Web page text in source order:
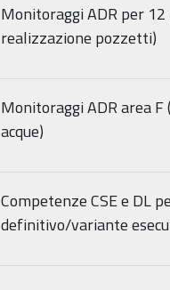
Monitoraggi ADR per 12
realizzazione pozzetti)
Monitoraggi ADR area
acque)
Competenze CSE e DL
definitivo/variante